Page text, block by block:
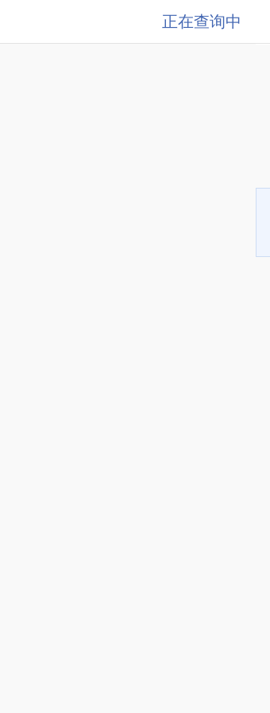
正在查询中